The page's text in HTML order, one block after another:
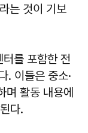
는 것이 기보
를 포함한 전
. 이들은 중소·
며 활동 내용에
다.